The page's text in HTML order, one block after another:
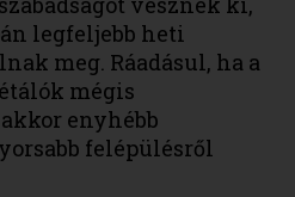
legfeljebb heti
meg. Ráadásul, ha a
mégis
enyhébb
felépülésről